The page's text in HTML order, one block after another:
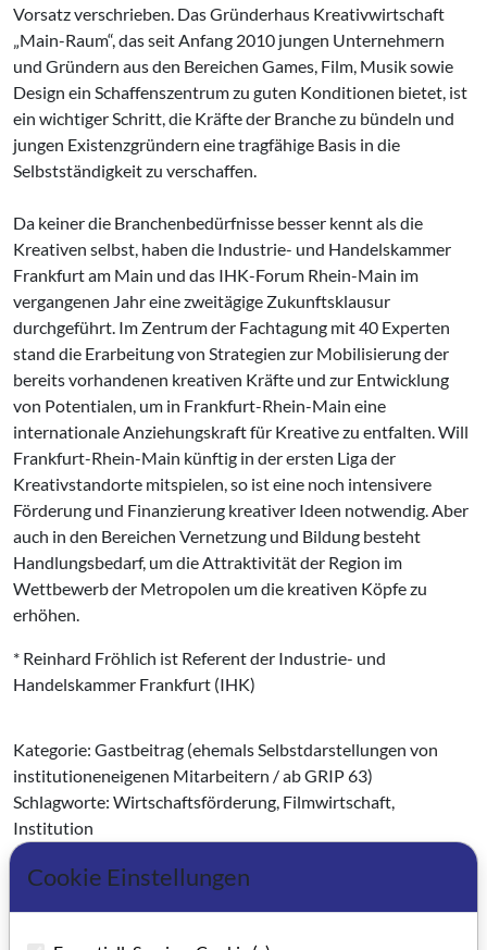
Vorsatz verschrieben. Das Gründerhaus Kreativwirtschaft
„Main-Raum“, das seit Anfang 2010 jungen Unternehmern
und Gründern aus den Bereichen Games, Film, Musik sowie
Design ein Schaffenszentrum zu guten Konditionen bietet, ist
ein wichtiger Schritt, die Kräfte der Branche zu bündeln und
jungen Existenzgründern eine tragfähige Basis in die
Selbstständigkeit zu verschaffen.
Da keiner die Branchenbedürfnisse besser kennt als die
Kreativen selbst, haben die Industrie- und Handelskammer
Frankfurt am Main und das IHK-Forum Rhein-Main im
vergangenen Jahr eine zweitägige Zukunftsklausur
durchgeführt. Im Zentrum der Fachtagung mit 40 Experten
stand die Erarbeitung von Strategien zur Mobilisierung der
bereits vorhandenen kreativen Kräfte und zur Entwicklung
von Potentialen, um in Frankfurt-Rhein-Main eine
internationale Anziehungskraft für Kreative zu entfalten. Will
Frankfurt-Rhein-Main künftig in der ersten Liga der
Kreativstandorte mitspielen, so ist eine noch intensivere
Förderung und Finanzierung kreativer Ideen notwendig. Aber
auch in den Bereichen Vernetzung und Bildung besteht
Handlungsbedarf, um die Attraktivität der Region im
Wettbewerb der Metropolen um die kreativen Köpfe zu
erhöhen.
* Reinhard Fröhlich ist Referent der Industrie- und
Handelskammer Frankfurt (IHK)
Kategorie: Gastbeitrag (ehemals Selbstdarstellungen von
institutioneneigenen Mitarbeitern / ab GRIP 63)
Schlagworte: Wirtschaftsförderung, Filmwirtschaft,
Institution
Cookie Einstellungen